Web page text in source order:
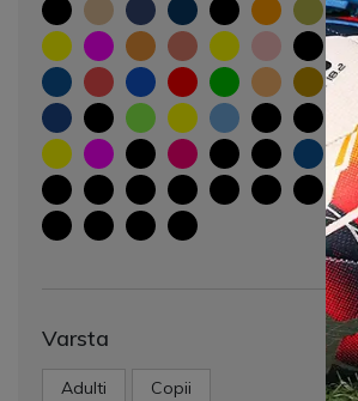
Varsta
Adulti Copii